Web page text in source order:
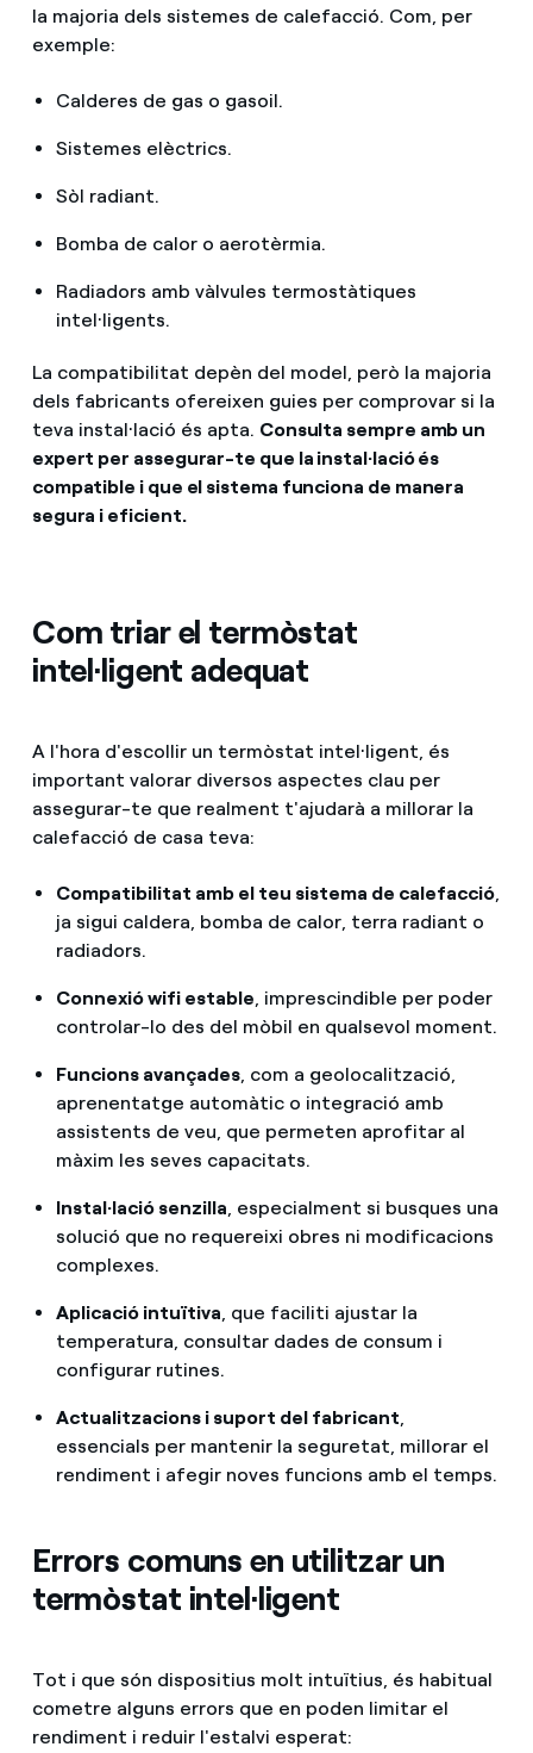
la majoria dels sistemes de calefacció. Com, per
exemple:
Calderes de gas o gasoil.
Sistemes elèctrics.
Sòl radiant.
Bomba de calor o aerotèrmia.
Radiadors amb vàlvules termostàtiques
intel·ligents.
La compatibilitat depèn del model, però la majoria
dels fabricants ofereixen guies per comprovar si la
teva instal·lació és apta. Consulta sempre amb un
expert per assegurar-te que la instal·lació és
compatible i que el sistema funciona de manera
segura i eficient.
Com triar el termòstat
intel·ligent adequat
A l'hora d'escollir un termòstat intel·ligent, és
important valorar diversos aspectes clau per
assegurar-te que realment t'ajudarà a millorar la
calefacció de casa teva:
Compatibilitat amb el teu sistema de calefacció,
ja sigui caldera, bomba de calor, terra radiant o
radiadors.
Connexió wifi estable, imprescindible per poder
controlar-lo des del mòbil en qualsevol moment.
Funcions avançades, com a geolocalització,
aprenentatge automàtic o integració amb
assistents de veu, que permeten aprofitar al
màxim les seves capacitats.
Instal·lació senzilla, especialment si busques una
solució que no requereixi obres ni modificacions
complexes.
Aplicació intuïtiva, que faciliti ajustar la
temperatura, consultar dades de consum i
configurar rutines.
Actualitzacions i suport del fabricant,
essencials per mantenir la seguretat, millorar el
rendiment i afegir noves funcions amb el temps.
Errors comuns en utilitzar un
termòstat intel·ligent
Tot i que són dispositius molt intuïtius, és habitual
cometre alguns errors que en poden limitar el
rendiment i reduir l'estalvi esperat: